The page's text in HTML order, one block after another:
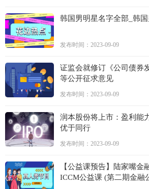
韩国男明星名字全部_韩
发布时间：2023-09-09
证监会就修订《公司债券
等公开征求意见
发布时间：2023-09-09
润本股份将上市：盈利能
优于同行
发布时间：2023-09-09
【公益课预告】陆家嘴
ICCM公益课 (第二期金融